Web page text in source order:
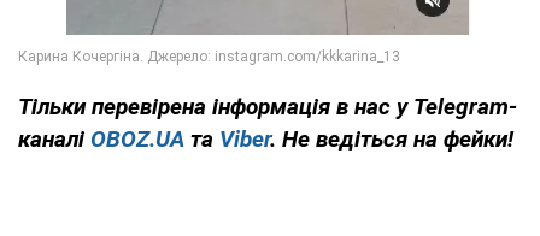
Тільки перевірена інформація в нас у Telegram-
каналі OBOZ.UA та Viber. Не ведіться на фейки!